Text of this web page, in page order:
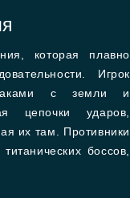
которая плавно
Игрок
с земли и
цепочки ударов,
их там. Противники
боссов,